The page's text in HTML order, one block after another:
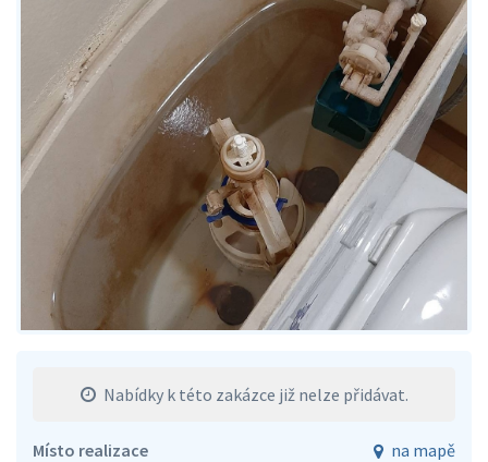
Nabídky k této zakázce již nelze přidávat.
Místo realizace na mapě